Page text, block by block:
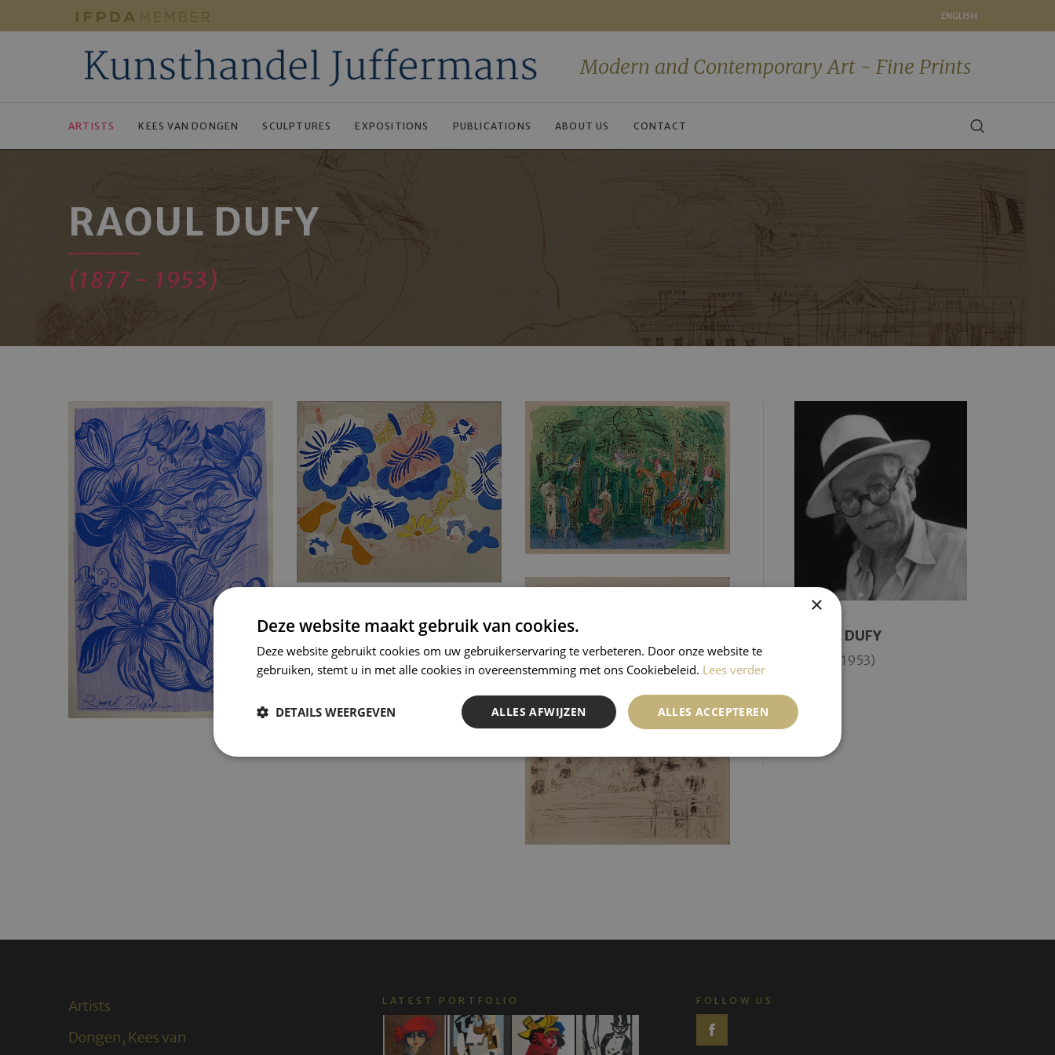
ENGLISH
Modern and Contemporary Art - Fine Prints
ARTISTS KEES VAN DONGEN SCULPTURES EXPOSITIONS PUBLICATIONS ABOUT US CONTACT
RAOUL DUFY
(1877 - 1953)
RAOUL DUFY
(1877 – 1953)
Artists
Dongen, Kees van
LATEST PORTFOLIO FOLLOW US
×
Deze website maakt gebruik van cookies.
Deze website gebruikt cookies om uw gebruikerservaring te verbeteren. Door onze website te
gebruiken, stemt u in met alle cookies in overeenstemming met ons Cookiebeleid. Lees verder
ALLES ACCEPTEREN
ALLES AFWIJZEN
DETAILS WEERGEVEN